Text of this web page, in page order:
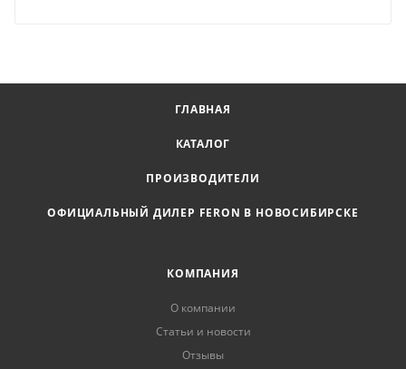
ГЛАВНАЯ
КАТАЛОГ
ПРОИЗВОДИТЕЛИ
ОФИЦИАЛЬНЫЙ ДИЛЕР FERON В НОВОСИБИРСКЕ
КОМПАНИЯ
О компании
Статьи и новости
Отзывы